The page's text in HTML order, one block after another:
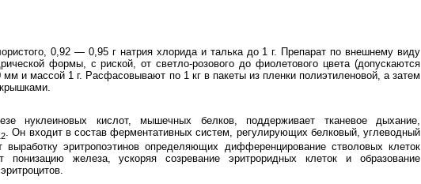
0,92 — 0,95 г натрия хлорида и талька до 1 г. Препарат по внешнему виду
формы, с риской, от светло-розового до фиолетового цвета (допускаются
и массой 1 г. Расфасовывают по 1 кг в пакеты из пленки полиэтиленовой, а затем
нуклеиновых кислот, мышечных белков, поддерживает тканевое дыхание,
. Он входит в состав ферментативных систем, регулирующих белковый, углеводный
эритропоэтинов определяющих дифференцирование стволовых клеток
понизацию железа, ускоряя созревание эритроридных клеток и образование